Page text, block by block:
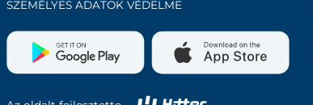
SZEMÉLYES ADATOK VÉDELME